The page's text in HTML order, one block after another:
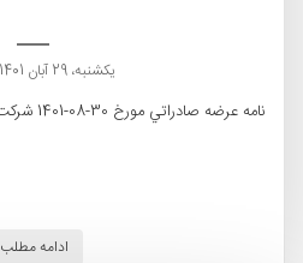
یکشنبه، 29 آبان 1401 - 15:40
نامه عرضه صادراتي مورخ 30-08-1401 شركت نفت پاسارگاد
ادامه مطلب